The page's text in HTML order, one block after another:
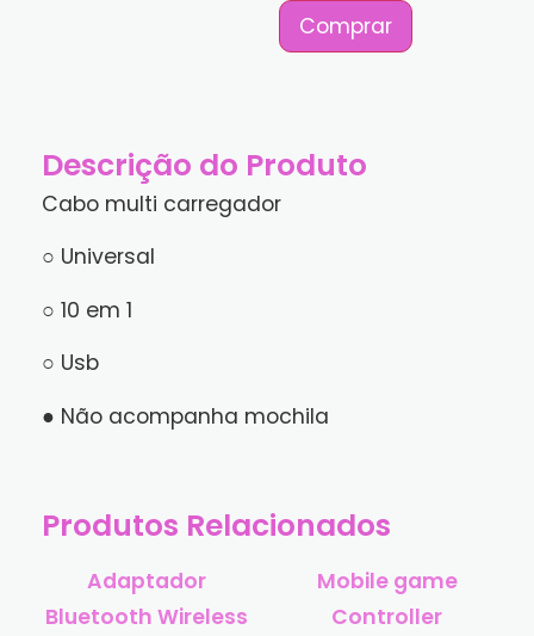
Comprar
Descrição do Produto
Cabo multi carregador
○ Universal
○ 10 em 1
○ Usb
● Não acompanha mochila
Produtos Relacionados
Adaptador
Bluetooth Wireless
Mobile game
Controller